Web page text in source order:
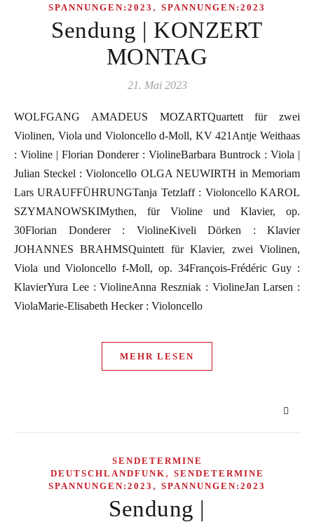
SPANNUNGEN:2023 , SPANNUNGEN:2023
Sendung | KONZERT
MONTAG
21. Mai 2023
WOLFGANG AMADEUS MOZARTQuartett für zwei
Violinen, Viola und Violoncello d-Moll, KV 421Antje Weithaas
: Violine | Florian Donderer : ViolineBarbara Buntrock : Viola |
Julian Steckel : Violoncello OLGA NEUWIRTH in Memoriam
Lars URAUFFÜHRUNGTanja Tetzlaff : Violoncello KAROL
SZYMANOWSKIMythen, für Violine und Klavier, op.
30Florian Donderer : ViolineKiveli Dörken : Klavier
JOHANNES BRAHMSQuintett für Klavier, zwei Violinen,
Viola und Violoncello f-Moll, op. 34François-Frédéric Guy :
KlavierYura Lee : ViolineAnna Reszniak : ViolineJan Larsen :
ViolaMarie-Elisabeth Hecker : Violoncello
MEHR LESEN
SENDETERMINE
DEUTSCHLANDFUNK , SENDETERMINE
SPANNUNGEN:2023 , SPANNUNGEN:2023
Sendung |